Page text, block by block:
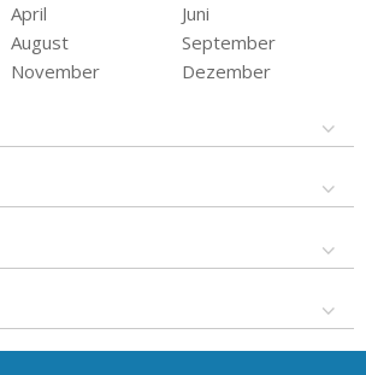
April
Juni
August
September
November Dezember